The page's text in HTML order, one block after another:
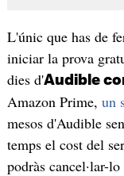
L'únic que has de
iniciar la prova
dies d'Audible
Amazon Prime, un
mesos d'Audible
temps el cost del
podràs cancel·lar-